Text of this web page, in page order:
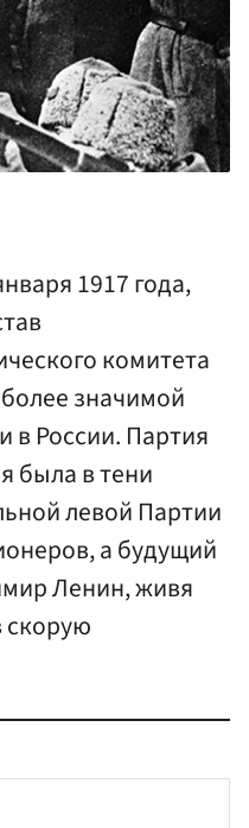
1917 года,
комитета
значимой
в России. Партия
была в тени
левой Партии
а будущий
Ленин, живя
скорую